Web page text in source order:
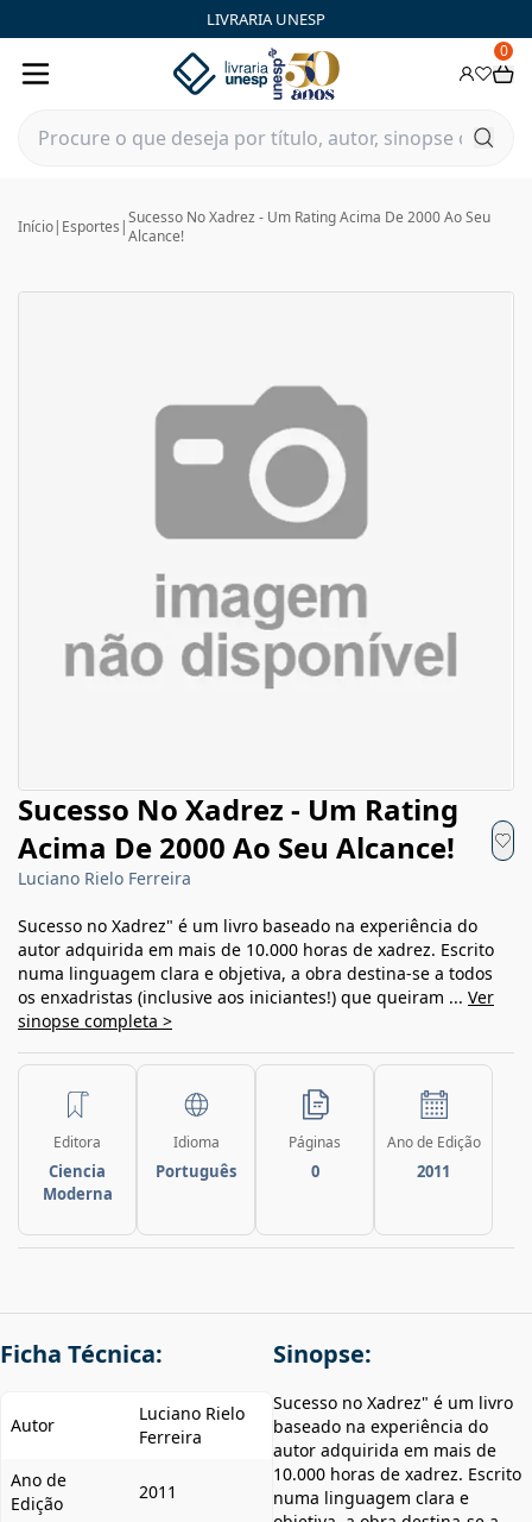
LIVRARIA UNESP
0
Início| Esportes |Sucesso No Xadrez - Um Rating Acima De 2000 Ao Seu
Alcance!
Sucesso No Xadrez - Um Rating
Acima De 2000 Ao Seu Alcance!
Luciano Rielo Ferreira
Sucesso no Xadrez" é um livro baseado na experiência do
autor adquirida em mais de 10.000 horas de xadrez. Escrito
numa linguagem clara e objetiva, a obra destina-se a todos
os enxadristas (inclusive aos iniciantes!) que queiram ... Ver
sinopse completa >
Editora
Ciencia
Moderna
Idioma
Português
Páginas
0
Ano de Edição
2011
Ficha Técnica:
Autor
Luciano Rielo
Ferreira
Ano de
Edição
2011
Sinopse:
Sucesso no Xadrez" é um livro
baseado na experiência do
autor adquirida em mais de
10.000 horas de xadrez. Escrito
numa linguagem clara e